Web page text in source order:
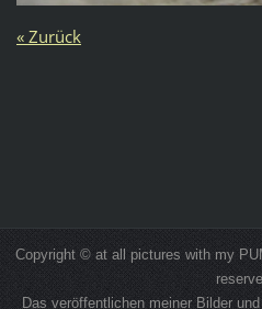
« Zurück
Copyright © at all pictures with my
Das veröffentlichen meiner Bilder